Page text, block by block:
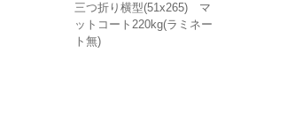
三つ折り横型(51x265) マ
ットコート220kg(ラミネー
ト無)